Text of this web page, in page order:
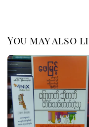
You may also